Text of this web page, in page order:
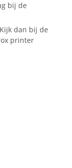
bij de
dan bij de
printer